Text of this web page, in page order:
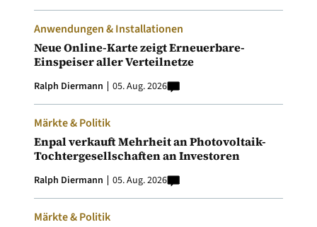
Anwendungen & Installationen
Neue Online-Karte zeigt Erneuerbare-
Einspeiser aller Verteilnetze
Ralph Diermann 05. Aug. 2026
Märkte & Politik
Enpal verkauft Mehrheit an Photovoltaik-
Tochtergesellschaften an Investoren
Ralph Diermann 05. Aug. 2026
Märkte & Politik